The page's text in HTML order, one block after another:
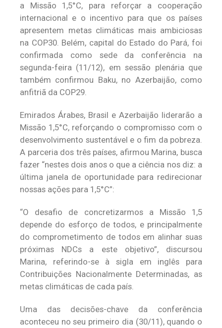
a Missão 1,5°C, para reforçar a cooperação
internacional e o incentivo para que os países
apresentem metas climáticas mais ambiciosas
na COP30. Belém, capital do Estado do Pará, foi
confirmada como sede da conferência na
segunda-feira (11/12), em sessão plenária que
também confirmou Baku, no Azerbaijão, como
anfitriã da COP29.
Emirados Árabes, Brasil e Azerbaijão liderarão a
Missão 1,5°C, reforçando o compromisso com o
desenvolvimento sustentável e o fim da pobreza.
A parceria dos três países, afirmou Marina, busca
fazer “nestes dois anos o que a ciência nos diz: a
última janela de oportunidade para redirecionar
nossas ações para 1,5°C”:
“O desafio de concretizarmos a Missão 1,5
depende do esforço de todos, e principalmente
do comprometimento de todos em alinhar suas
próximas NDCs a este objetivo”, discursou
Marina, referindo-se à sigla em inglês para
Contribuições Nacionalmente Determinadas, as
metas climáticas de cada país.
Uma das decisões-chave da conferência
aconteceu no seu primeiro dia (30/11), quando o